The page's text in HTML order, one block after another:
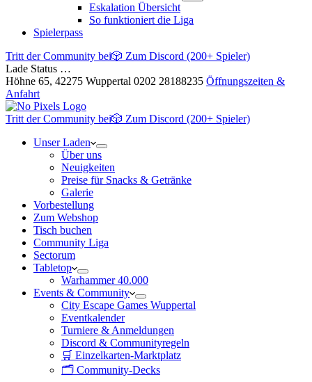
Eskalation Übersicht
So funktioniert die Liga
Spielerpass
Tritt der Community bei🎲 Zum Discord (200+ Spieler)
Lade Status …
Höhne 65, 42275 Wuppertal 0202 28188235 Öffnungszeiten &
Anfahrt
Tritt der Community bei🎲 Zum Discord (200+ Spieler)
Unser Laden
Über uns
Neuigkeiten
Preise für Snacks & Getränke
Galerie
Vorbestellung
Zum Webshop
Tisch buchen
Community Liga
Sectorum
Tabletop
Warhammer 40.000
Events & Community
City Escape Games Wuppertal
Eventkalender
Turniere & Anmeldungen
Discord & Communityregeln
🛒 Einzelkarten-Marktplatz
🗂 Community-Decks